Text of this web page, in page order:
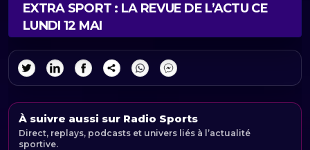
EXTRA SPORT : LA REVUE DE L’ACTU CE
LUNDI 12 MAI
À suivre aussi sur Radio Sports
Direct, replays, podcasts et univers liés à l’actualité
sportive.